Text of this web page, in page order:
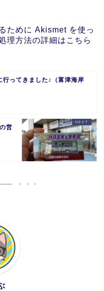
ために Akismet を使っ
理方法の詳細はこちら
行ってきました♪（富津海岸
営